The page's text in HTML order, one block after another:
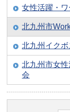
女性活躍・
北九州市
北九州イクボ
北九州市女
会